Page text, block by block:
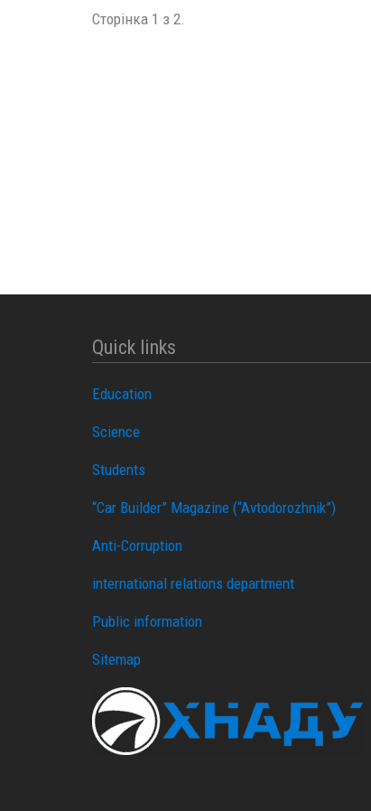
Сторінка 1 з 2.
Quick links
Education
Science
Students
“Car Builder” Magazine (“Avtodorozhnik”)
Anti-Corruption
international relations department
Public information
Sitemap